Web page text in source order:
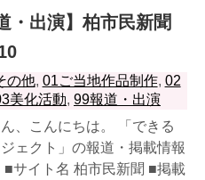
・出演】柏市民新聞
の他, 01ご当地作品制作, 02
美化活動, 99報道・出演
、こんにちは。 「できる
ェクト」の報道・掲載情報
■サイト名 柏市民新聞 ■掲載